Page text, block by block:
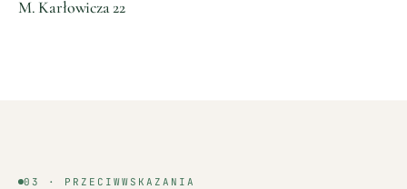
M. Karłowicza 22
03 · PRZECIWWSKAZANIA